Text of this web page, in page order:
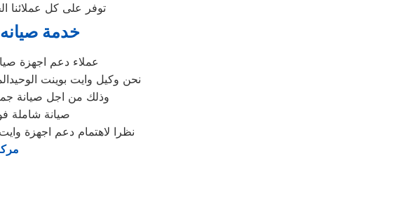
توفر على كل عملائنا
خدمة
عملاء دعم اجهزة
نحن وكيل وايت بوينت
وذلك من اجل صيانة
صيانة شاملة
نظرا لاهتمام دعم اجهزة